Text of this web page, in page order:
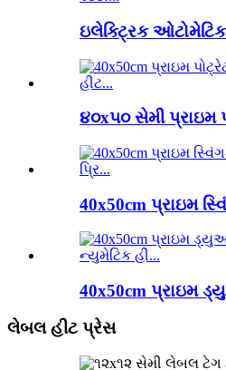
ઇલેક્ટ્રિક
૪૦x૫૦ સેમી પ્રાઇમ
40x50cm પ્રાઇમ
40x50cm પ્રાઇમ
લેબલ હીટ પ્રેસ